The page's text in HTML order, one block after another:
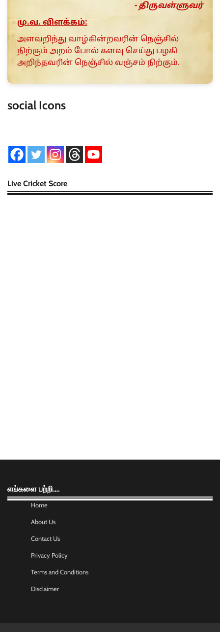
- திருவள்ளுவர்
மு.வ. விளக்கம்:
அளவறிந்து வாழ்கின்றவரின் நெஞ்சில்
நிற்கும் அறம் போல் களவு செய்து பழகி
அறிந்தவரின் நெஞ்சில் வஞ்சம் நிற்கும்.
social Icons
Live Cricket Score
எங்களை பற்றி….
Home
About Us
Contact Us
Privacy Policy
Terms and Conditions
Disclaimer